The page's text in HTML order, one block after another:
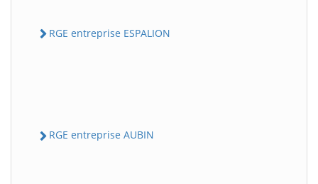
RGE entreprise ESPALION
RGE entreprise AUBIN